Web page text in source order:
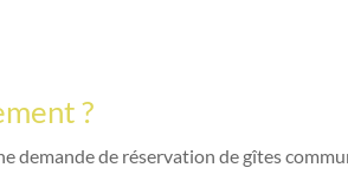
?
demande de réservation de gîtes